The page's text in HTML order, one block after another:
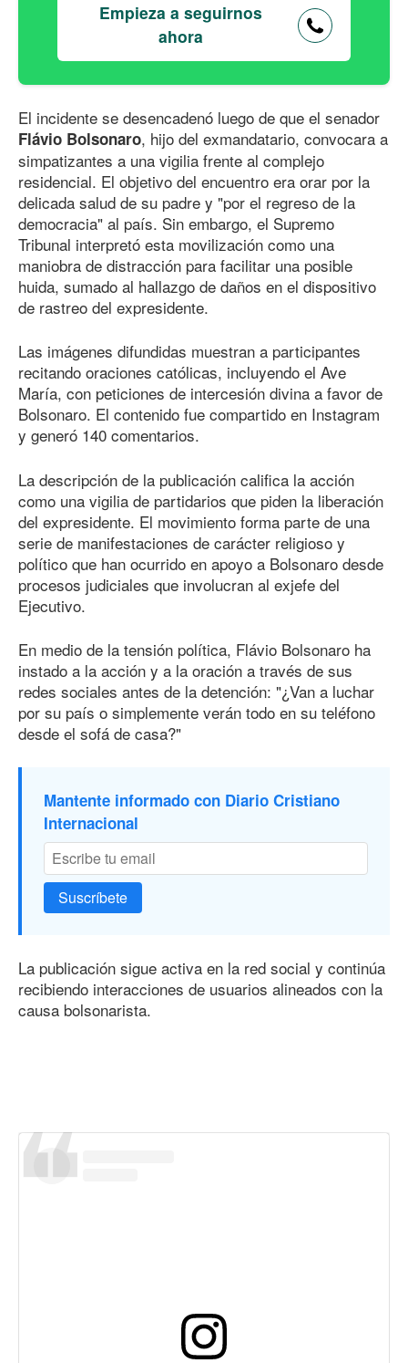
Empieza a seguirnos
ahora
El incidente se desencadenó luego de que el senador
Flávio Bolsonaro, hijo del exmandatario, convocara a
simpatizantes a una vigilia frente al complejo
residencial. El objetivo del encuentro era orar por la
delicada salud de su padre y "por el regreso de la
democracia" al país. Sin embargo, el Supremo
Tribunal interpretó esta movilización como una
maniobra de distracción para facilitar una posible
huida, sumado al hallazgo de daños en el dispositivo
de rastreo del expresidente.
Las imágenes difundidas muestran a participantes
recitando oraciones católicas, incluyendo el Ave
María, con peticiones de intercesión divina a favor de
Bolsonaro. El contenido fue compartido en Instagram
y generó 140 comentarios.
La descripción de la publicación califica la acción
como una vigilia de partidarios que piden la liberación
del expresidente. El movimiento forma parte de una
serie de manifestaciones de carácter religioso y
político que han ocurrido en apoyo a Bolsonaro desde
procesos judiciales que involucran al exjefe del
Ejecutivo.
En medio de la tensión política, Flávio Bolsonaro ha
instado a la acción y a la oración a través de sus
redes sociales antes de la detención: "¿Van a luchar
por su país o simplemente verán todo en su teléfono
desde el sofá de casa?"
Mantente informado con Diario Cristiano
Internacional
Suscríbete
La publicación sigue activa en la red social y continúa
recibiendo interacciones de usuarios alineados con la
causa bolsonarista.